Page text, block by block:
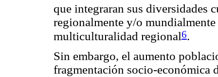
que integraran sus diversidades
regionalmente y/o
multiculturalidad regional6.
Sin embargo, el aumento
fragmentación socio-económica